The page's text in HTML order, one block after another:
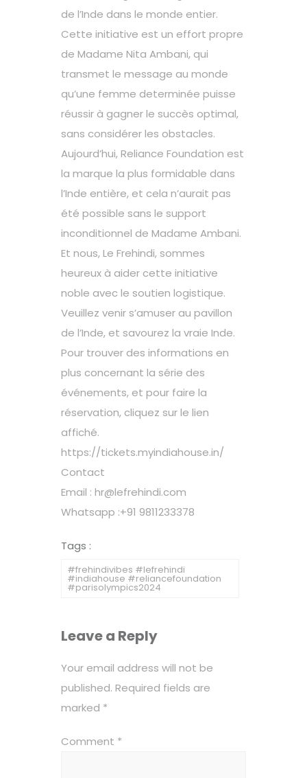
de l’Inde dans le monde entier.
Cette initiative est un effort propre
de Madame Nita Ambani, qui
transmet le message au monde
qu’une femme determinée puisse
réussir à gagner le succès optimal,
sans considérer les obstacles.
Aujourd’hui, Reliance Foundation est
la marque la plus formidable dans
l’Inde entière, et cela n’aurait pas
été possible sans le support
inconditionnel de Madame Ambani.
Et nous, Le Frehindi, sommes
heureux à aider cette initiative
noble avec le soutien logistique.
Veuillez venir s’amuser au pavillon
de l’Inde, et savourez la vraie Inde.
Pour trouver des informations en
plus concernant la série des
événements, et pour faire la
réservation, cliquez sur le lien
affiché.
https://tickets.myindiahouse.in/
Contact
Email : hr@lefrehindi.com
Whatsapp :+91 9811233378
Tags :
#frehindivibes #lefrehindi
#indiahouse #reliancefoundation
#parisolympics2024
Leave a Reply
Your email address will not be
published. Required fields are
marked *
Comment *